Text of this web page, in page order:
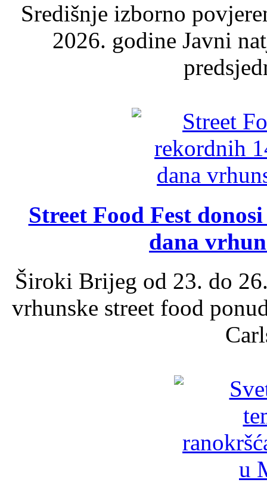
Središnje izborno
2026. godine Javni
Street Food Fest
dana
Široki Brijeg od 23. do
vrhunske street food